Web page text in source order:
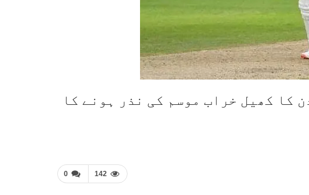
کا کھیل خراب موسم کی نذر ہونے کا
0 142